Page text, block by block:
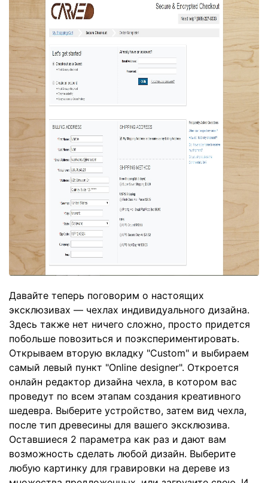
Давайте теперь поговорим о настоящих
эксклюзивах — чехлах индивидуального дизайна.
Здесь также нет ничего сложно, просто придется
побольше повозиться и поэкспериментировать.
Открываем вторую вкладку "Custom" и выбираем
самый левый пункт "Online designer". Откроется
онлайн редактор дизайна чехла, в котором вас
проведут по всем этапам создания креативного
шедевра. Выберите устройство, затем вид чехла,
после тип древесины для вашего эксклюзива.
Оставшиеся 2 параметра как раз и дают вам
возможность сделать любой дизайн. Выберите
любую картинку для гравировки на дереве из